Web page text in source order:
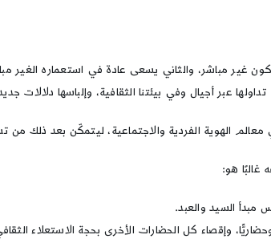
غير مباشر، والثاني يسعى عادة في استعماره
عبر أجيال وفي بيئتنا الثقافية، وإلباسها دلالات
الهوية الفردية والاجتماعية، ليتمكّن بعد ذلك من
غالبًا هو:
مبدأ السيد والعبد.
وإقصاء كل الحضارات الأخرى بحجة الاستعلاء